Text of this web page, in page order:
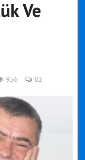
Ve
956 02